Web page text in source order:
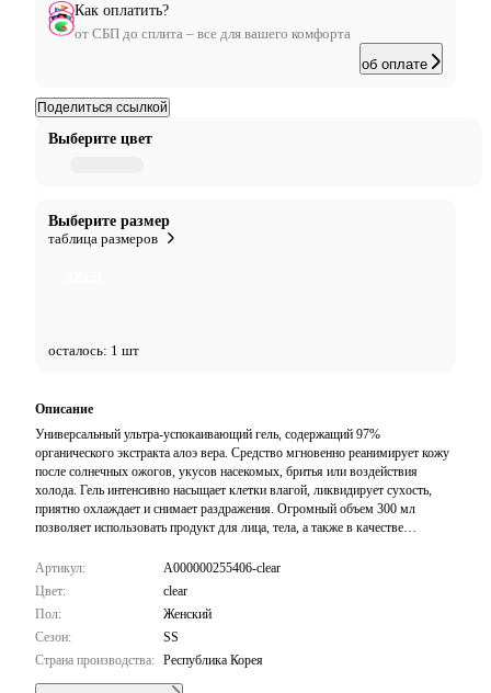
Выберите цвет
Выберите размер
таблица размеров
осталось: 1 шт
Как оплатить?
от СБП до сплита – все для вашего комфорта
об оплате
Поделиться ссылкой
Описание
Универсальный ультра-успокаивающий гель, содержащий 97%
органического экстракта алоэ вера. Средство мгновенно реанимирует кожу
после солнечных ожогов, укусов насекомых, бритья или воздействия
холода. Гель интенсивно насыщает клетки влагой, ликвидирует сухость,
приятно охлаждает и снимает раздражения. Огромный объем 300 мл
позволяет использовать продукт для лица, тела, а также в качестве
Артикул:
A000000255406-clear
Цвет:
clear
Пол:
Женский
Сезон:
SS
Страна производства: Республика Корея